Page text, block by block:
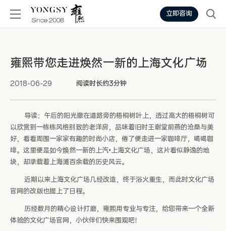
立即咨询
雍熙带您走进焕然一新的上海文化广场
2018-06-29 阅读时长约3分钟
导读：午后的阳光撒在道路旁的梧桐树叶上，透过高大的梧桐树可
以欣赏到一栋栋风格别致的老洋房，品味着旧时王谢堂前燕的沧桑与美
好，看看周围一家家有趣的时尚小店，倦了便走进一家咖啡厅，喝喝咖
啡。这里便是如今焕然一新的上汽•上海文化广场， 这片看似静逸的地
块，却承载着上海滩百余载的历史风云。
近期以来上海文化广场几经改造，终于浴火重生，而此时文化广场
官网的改版也提上了日程。
历经数月的精心设计打磨，雍熙用专业与专注，给您带来一个全新
体验的文化广场官网，小伙伴们快来围观吧！